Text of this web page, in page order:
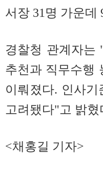
서장 31명 가운데
경찰청 관계자는
추천과 직무수행
이뤄졌다. 인사
고려됐다"고 밝혔
<채홍길 기자>